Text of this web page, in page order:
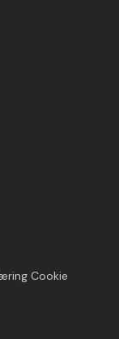
Cookie